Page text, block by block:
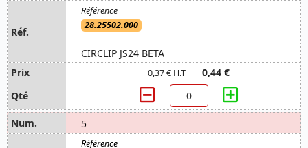
28.25502.000
CIRCLIP JS24 BETA
0,37 € H.T 0,44 €
5